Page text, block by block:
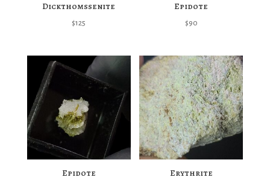
Dickthomssenite
$125
Epidote
$90
Epidote Erythrite